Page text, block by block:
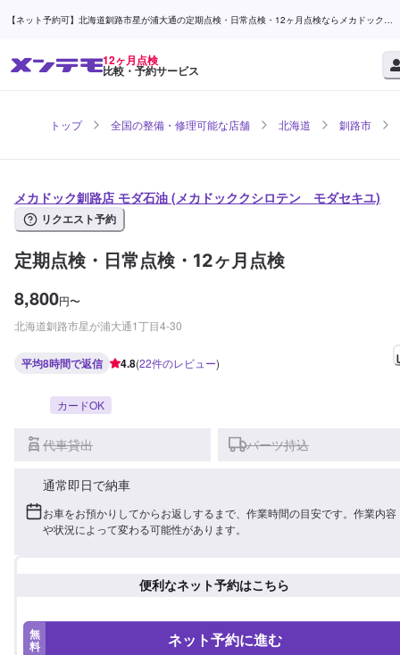
【ネット予約可】北海道釧路市星が浦大通の定期点検・日常点検・12ヶ月点検ならメカドック釧
12ヶ月点検
比較・予約サービス
トップ 全国の整備・修理可能な店舗 北海道 釧路市
メカドック釧路店 モダ石油 (メカドッククシロテン モダセキユ)
リクエスト予約
定期点検・日常点検・12ヶ月点検
8,800円〜
北海道釧路市星が浦大通1丁目4-30
平均8時間で返信 4.8(22件のレビュー)
カードOK
代車貸出 パーツ持込
通常即日で納車
お車をお預かりしてからお返しするまで、作業時間の目安です。作業内容
や状況によって変わる可能性があります。
便利なネット予約はこちら
無
料 ネット予約に進む